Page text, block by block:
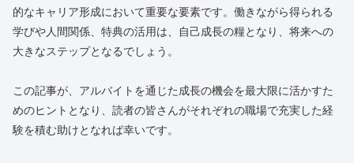
的なキャリア形成において重要な要素です。働きながら得られる
学びや人間関係、特典の活用は、自己成長の糧となり、将来への
大きなステップとなるでしょう。
この記事が、アルバイトを通じた成長の機会を最大限に活かすた
めのヒントとなり、読者の皆さんがそれぞれの職場で充実した経
験を積む助けとなれば幸いです。